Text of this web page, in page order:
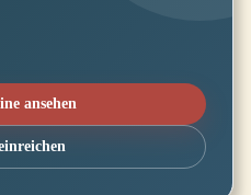
ansehen